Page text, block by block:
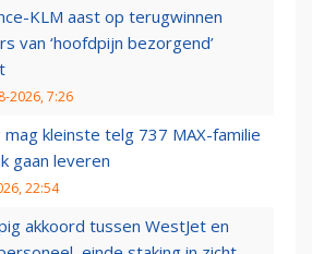
KLM aast op terugwinnen
van ‘hoofdpijn bezorgend’
2026, 7:26
mag kleinste telg 737 MAX-familie
gaan leveren
22:54
akkoord tussen WestJet en